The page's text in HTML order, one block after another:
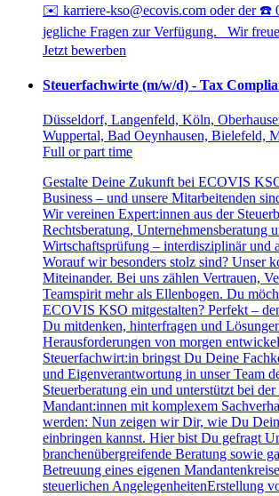
✉️ karriere-kso@ecovis.com oder der ☎️
jegliche Fragen zur Verfügung. Wir
Jetzt bewerben
Steuerfachwirte (m/w/d) - Tax
Düsseldorf, Langenfeld, Köln,
Wuppertal, Bad Oeynhausen, Bielefeld,
Full or part time
Gestalte Deine Zukunft bei ECOVIS
Business – und unsere Mitarbeitenden
Wir vereinen Expert:innen aus der
Rechtsberatung, Unternehmensberatung
Wirtschaftsprüfung – interdisziplinär und
Worauf wir besonders stolz sind? Unser
Miteinander. Bei uns zählen Vertrauen,
Teamspirit mehr als Ellenbogen. Du
ECOVIS KSO mitgestalten? Perfekt –
Du mitdenken, hinterfragen und
Herausforderungen von morgen
Steuerfachwirt:in bringst Du Deine
und Eigenverantwortung in unser Team
Steuerberatung ein und unterstützt bei
Mandant:innen mit komplexem
werden: Nun zeigen wir Dir, wie Du
einbringen kannst. Hier bist Du gefragt
branchenübergreifende Beratung sowie
Betreuung eines eigenen
steuerlichen AngelegenheitenErstellung